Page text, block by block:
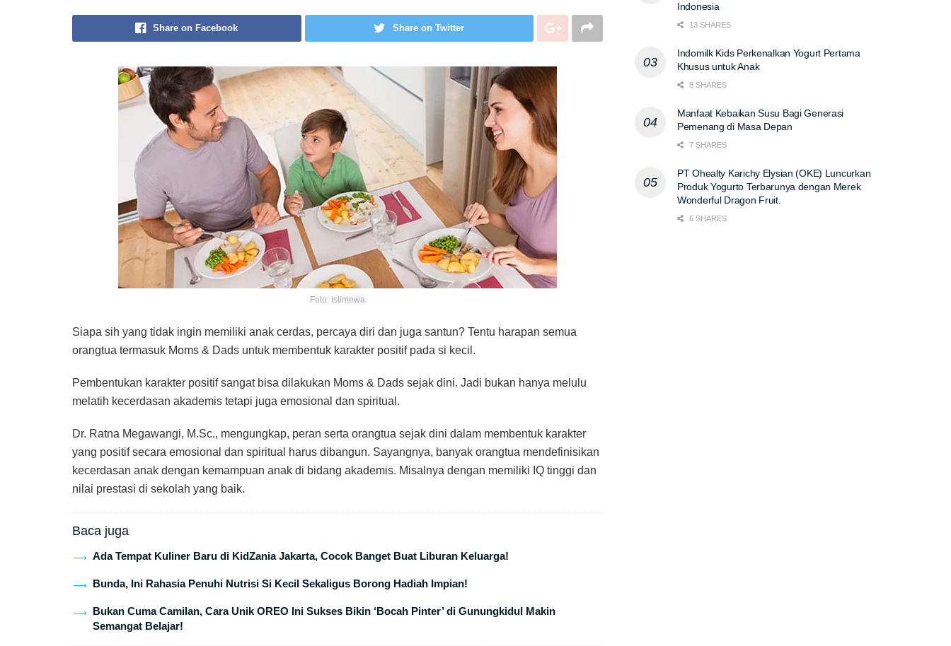
Share on Facebook Share on Twitter
Foto: Istimewa
Siapa sih yang tidak ingin memiliki anak cerdas, percaya diri dan juga santun? Tentu harapan semua
orangtua termasuk Moms & Dads untuk membentuk karakter positif pada si kecil.
Pembentukan karakter positif sangat bisa dilakukan Moms & Dads sejak dini. Jadi bukan hanya melulu
melatih kecerdasan akademis tetapi juga emosional dan spiritual.
Dr. Ratna Megawangi, M.Sc., mengungkap, peran serta orangtua sejak dini dalam membentuk karakter
yang positif secara emosional dan spiritual harus dibangun. Sayangnya, banyak orangtua mendefinisikan
kecerdasan anak dengan kemampuan anak di bidang akademis. Misalnya dengan memiliki IQ tinggi dan
nilai prestasi di sekolah yang baik.
Baca juga
Ada Tempat Kuliner Baru di KidZania Jakarta, Cocok Banget Buat Liburan Keluarga!
Bunda, Ini Rahasia Penuhi Nutrisi Si Kecil Sekaligus Borong Hadiah Impian!
Bukan Cuma Camilan, Cara Unik OREO Ini Sukses Bikin ‘Bocah Pinter’ di Gunungkidul Makin
Semangat Belajar!
Indonesia
13 SHARES
Indomilk Kids Perkenalkan Yogurt Pertama
Khusus untuk Anak
8 SHARES
Manfaat Kebaikan Susu Bagi Generasi
Pemenang di Masa Depan
7 SHARES
PT Ohealty Karichy Elysian (OKE) Luncurkan
Produk Yogurto Terbarunya dengan Merek
Wonderful Dragon Fruit.
6 SHARES